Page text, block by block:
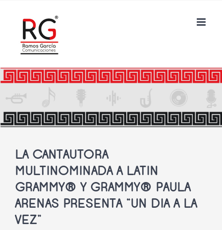
contenido
LA CANTAUTORA
MULTINOMINADA A LATIN
GRAMMY® Y GRAMMY® PAULA
ARENAS PRESENTA “UN DIA A LA
VEZ”